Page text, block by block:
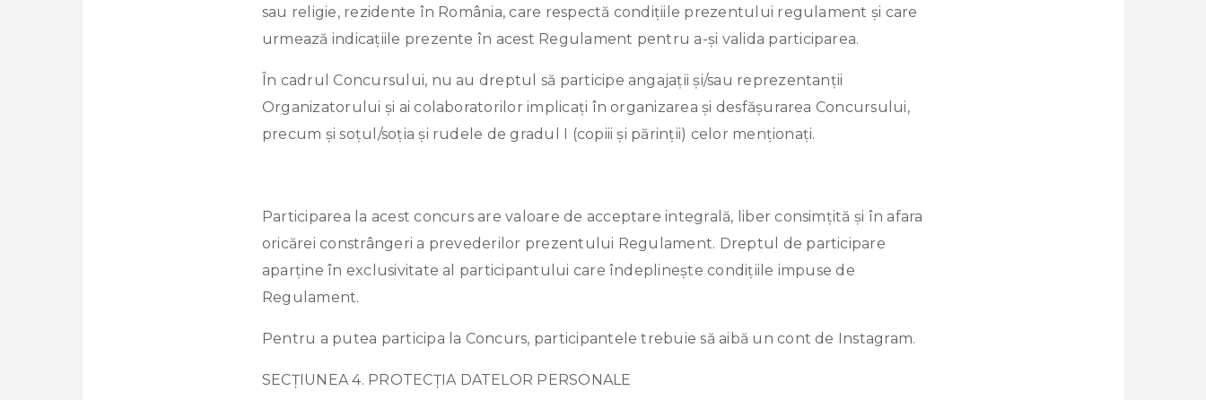
sau religie, rezidente în România, care respectă condițiile prezentului regulament și care
urmează indicațiile prezente în acest Regulament pentru a-și valida participarea.
În cadrul Concursului, nu au dreptul să participe angajații și/sau reprezentanții
Organizatorului și ai colaboratorilor implicați în organizarea și desfășurarea Concursului,
precum și soțul/soția și rudele de gradul I (copiii și părinții) celor menționați.
Participarea la acest concurs are valoare de acceptare integrală, liber consimțită și în afara
oricărei constrângeri a prevederilor prezentului Regulament. Dreptul de participare
aparține în exclusivitate al participantului care îndeplinește condițiile impuse de
Regulament.
Pentru a putea participa la Concurs, participantele trebuie să aibă un cont de Instagram.
SECȚIUNEA 4. PROTECȚIA DATELOR PERSONALE